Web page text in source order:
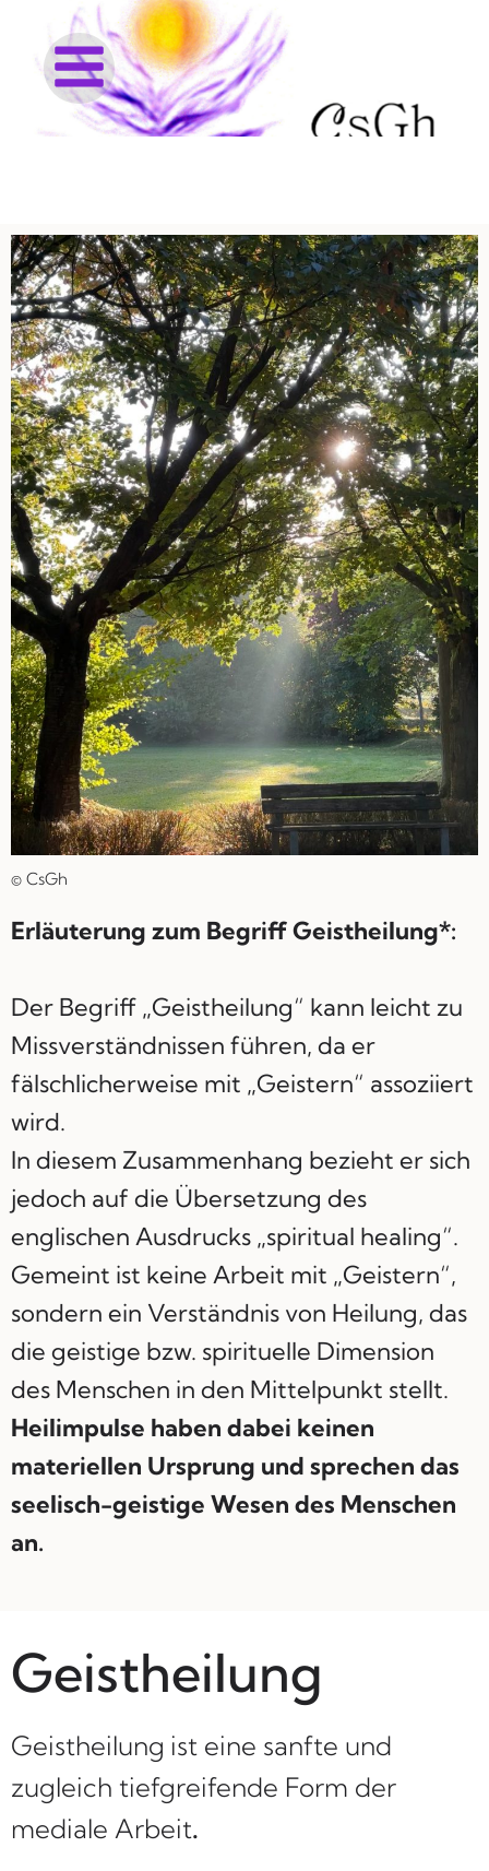
© CsGh
Erläuterung zum Begriff Geistheilung*:
Der Begriff „Geistheilung“ kann leicht zu
Missverständnissen führen, da er
fälschlicherweise mit „Geistern“ assoziiert
wird.
In diesem Zusammenhang bezieht er sich
jedoch auf die Übersetzung des
englischen Ausdrucks „spiritual healing“.
Gemeint ist keine Arbeit mit „Geistern“,
sondern ein Verständnis von Heilung, das
die geistige bzw. spirituelle Dimension
des Menschen in den Mittelpunkt stellt.
Heilimpulse haben dabei keinen
materiellen Ursprung und sprechen das
seelisch-geistige Wesen des Menschen
an.
Geistheilung
Geistheilung ist eine sanfte und
zugleich tiefgreifende Form der
mediale Arbeit.